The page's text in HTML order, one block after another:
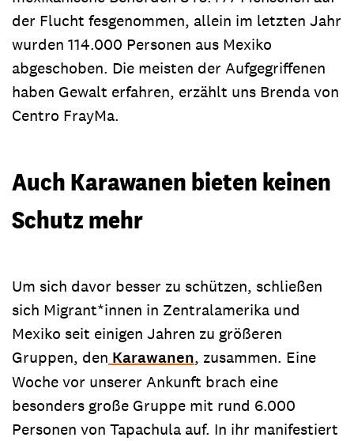
der Flucht fesgenommen, allein im letzten Jahr
wurden 114.000 Personen aus Mexiko
abgeschoben. Die meisten der Aufgegriffenen
haben Gewalt erfahren, erzählt uns Brenda von
Centro FrayMa.
Auch Karawanen bieten keinen
Schutz mehr
Um sich davor besser zu schützen, schließen
sich Migrant*innen in Zentralamerika und
Mexiko seit einigen Jahren zu größeren
Gruppen, den Karawanen, zusammen. Eine
Woche vor unserer Ankunft brach eine
besonders große Gruppe mit rund 6.000
Personen von Tapachula auf. In ihr manifestiert